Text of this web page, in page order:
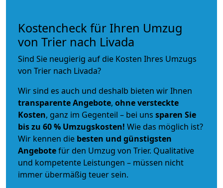
Kostencheck für Ihren Umzug
von Trier nach Livada
Sind Sie neugierig auf die Kosten Ihres Umzugs
von Trier nach Livada?
Wir sind es auch und deshalb bieten wir Ihnen
transparente Angebote, ohne versteckte
Kosten, ganz im Gegenteil – bei uns sparen Sie
bis zu 60 % Umzugskosten! Wie das möglich ist?
Wir kennen die besten und günstigsten
Angebotefür den Umzug von Trier. Qualitative
und kompetente Leistungen – müssen nicht
immer übermäßig teuer sein.